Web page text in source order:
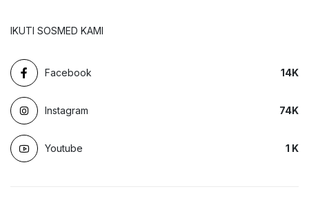
IKUTI SOSMED KAMI
Facebook 14K
Instagram 74K
Youtube 1 K